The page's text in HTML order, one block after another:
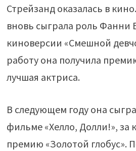
Стрейзанд оказалась в
вновь сыграла роль Фанни
киноверсии «Смешной
работу она получила
лучшая актриса.
В следующем году она
фильме «Хелло, Долли!», за
премию «Золотой глобус».